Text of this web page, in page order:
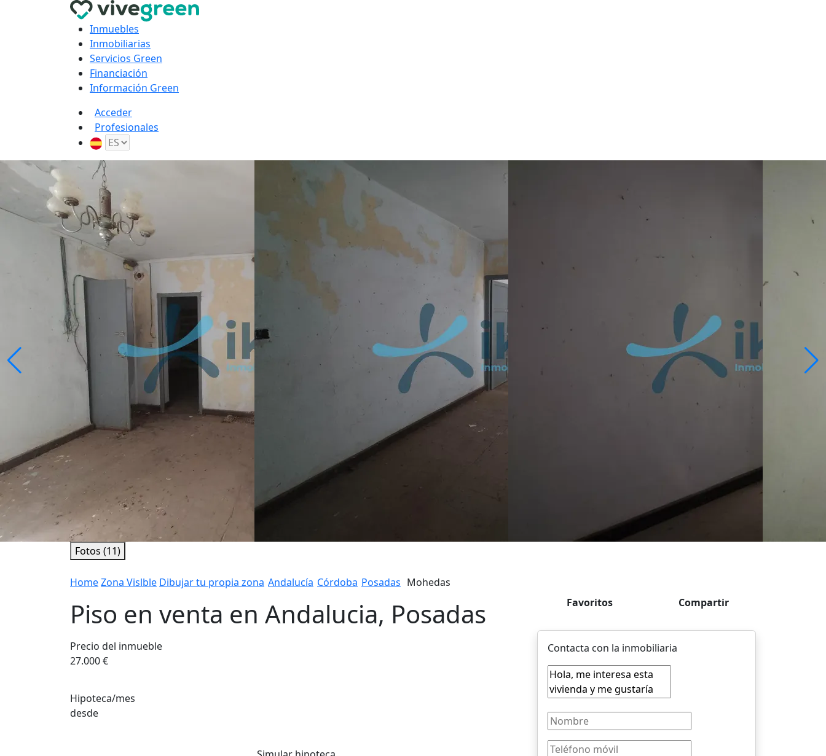
Inmuebles
Inmobiliarias
Servicios Green
Financiación
Información Green
Acceder
Profesionales
Fotos (11)
HomeZona Vislble Dibujar tu propia zona Andalucía Córdoba Posadas Mohedas
Piso en venta en Andalucia, Posadas
Precio del inmueble
27.000 €
Hipoteca/mes
desde
Favoritos Compartir
Contacta con la inmobiliaria